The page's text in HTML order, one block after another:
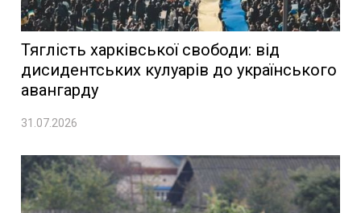
Тяглість харківської свободи: від
дисидентських кулуарів до українського
авангарду
31.07.2026